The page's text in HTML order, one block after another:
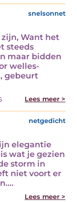
snelsonnet
Want het
steeds
maar bidden
welles-
gebeurt
Lees meer >
netgedicht
elegantie
wat je gezien
storm in
niet voort er
Lees meer >